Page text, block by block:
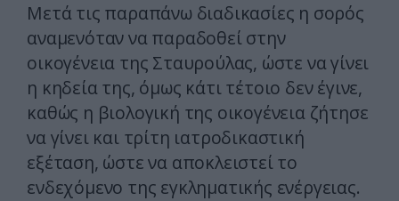
Μετά τις παραπάνω διαδικασίες η σορός
αναμενόταν να παραδοθεί στην
οικογένεια της Σταυρούλας, ώστε να γίνει
η κηδεία της, όμως κάτι τέτοιο δεν έγινε,
καθώς η βιολογική της οικογένεια ζήτησε
να γίνει και τρίτη ιατροδικαστική
εξέταση, ώστε να αποκλειστεί το
ενδεχόμενο της εγκληματικής ενέργειας.